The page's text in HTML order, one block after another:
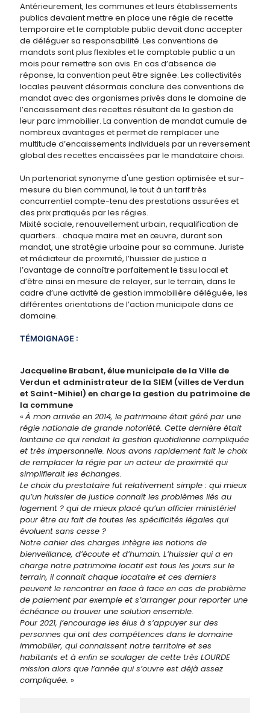
Antérieurement, les communes et leurs établissements
publics devaient mettre en place une régie de recette
temporaire et le comptable public devait donc accepter
de déléguer sa responsabilité. Les conventions de
mandats sont plus flexibles et le comptable public a un
mois pour remettre son avis. En cas d’absence de
réponse, la convention peut être signée. Les collectivités
locales peuvent désormais conclure des conventions de
mandat avec des organismes privés dans le domaine de
l’encaissement des recettes résultant de la gestion de
leur parc immobilier. La convention de mandat cumule de
nombreux avantages et permet de remplacer une
multitude d’encaissements individuels par un reversement
global des recettes encaissées par le mandataire choisi.
Un partenariat synonyme d'une gestion optimisée et sur-
mesure du bien communal, le tout à un tarif très
concurrentiel compte-tenu des prestations assurées et
des prix pratiqués par les régies.
Mixité sociale, renouvellement urbain, requalification de
quartiers… chaque maire met en œuvre, durant son
mandat, une stratégie urbaine pour sa commune. Juriste
et médiateur de proximité, l’huissier de justice a
l’avantage de connaître parfaitement le tissu local et
d’être ainsi en mesure de relayer, sur le terrain, dans le
cadre d’une activité de gestion immobilière déléguée, les
différentes orientations de l’action municipale dans ce
domaine.
TÉMOIGNAGE :
Jacqueline Brabant, élue municipale de la Ville de
Verdun et administrateur de la SIEM (villes de Verdun
et Saint-Mihiel) en charge la gestion du patrimoine de
la commune
« À mon arrivée en 2014, le patrimoine était géré par une
régie nationale de grande notoriété. Cette dernière était
lointaine ce qui rendait la gestion quotidienne compliquée
et très impersonnelle. Nous avons rapidement fait le choix
de remplacer la régie par un acteur de proximité qui
simplifierait les échanges.
Le choix du prestataire fut relativement simple : qui mieux
qu’un huissier de justice connaît les problèmes liés au
logement ? qui de mieux placé qu’un officier ministériel
pour être au fait de toutes les spécificités légales qui
évoluent sans cesse ?
Notre cahier des charges intègre les notions de
bienveillance, d’écoute et d’humain. L’huissier qui a en
charge notre patrimoine locatif est tous les jours sur le
terrain, il connait chaque locataire et ces derniers
peuvent le rencontrer en face à face en cas de problème
de paiement par exemple et s’arranger pour reporter une
échéance ou trouver une solution ensemble.
Pour 2021, j’encourage les élus à s’appuyer sur des
personnes qui ont des compétences dans le domaine
immobilier, qui connaissent notre territoire et ses
habitants et à enfin se soulager de cette très LOURDE
mission alors que l’année qui s’ouvre est déjà assez
compliquée. »